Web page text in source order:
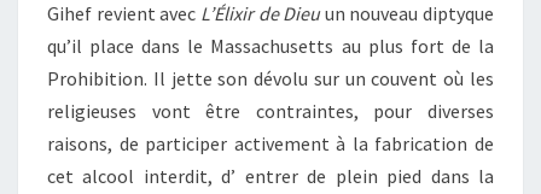
Gihef revient avec L’Élixir de Dieuun nouveau diptyque
qu’il place dans le Massachusetts au plus fort de la
Prohibition. Il jette son dévolu sur un couvent où les
religieuses vont être contraintes, pour diverses
raisons, de participer activement à la fabrication de
cet alcool interdit, d’ entrer de plein pied dans la